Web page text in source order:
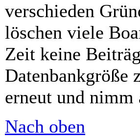
verschieden
löschen viele
Zeit keine
Datenbankgröße
erneut und
Nach oben